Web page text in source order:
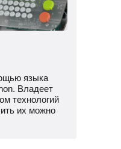
языка
Владеет
технологий
их можно